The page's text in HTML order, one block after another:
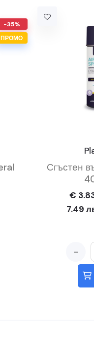
-35%
ПРОМО
Сгъстен
€
7.49
-